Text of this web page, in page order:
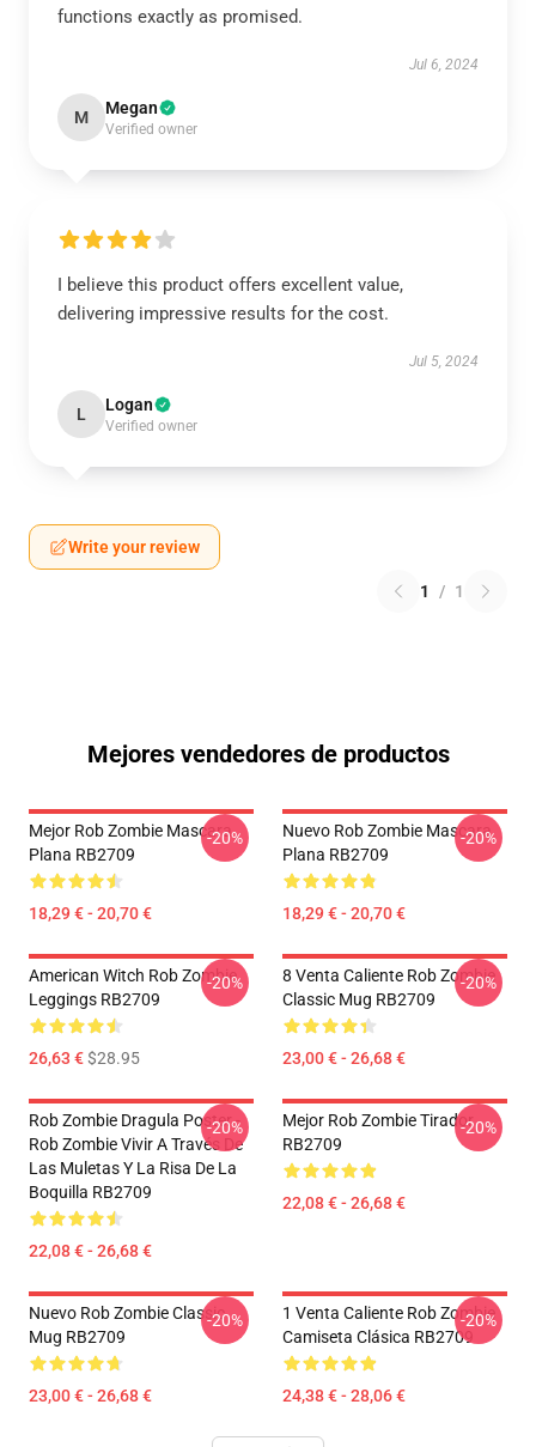
functions exactly as promised.
Jul 6, 2024
M Megan
Verified owner
I believe this product offers excellent value,
delivering impressive results for the cost.
Jul 5, 2024
L Logan
Verified owner
Write your review
1 / 1
Mejores vendedores de productos
Mejor Rob Zombie Mascara
Plana RB2709
18,29 € - 20,70 €
-20%
Nuevo Rob Zombie Mascara
Plana RB2709
18,29 € - 20,70 €
-20%
American Witch Rob Zombie
Leggings RB2709
26,63 €$28.95
-20%
8 Venta Caliente Rob Zombie
Classic Mug RB2709
23,00 € - 26,68 €
-20%
Rob Zombie Dragula Poster -
Rob Zombie Vivir A Través De
Las Muletas Y La Risa De La
Boquilla RB2709
22,08 € - 26,68 €
-20%
Mejor Rob Zombie Tirador
RB2709
22,08 € - 26,68 €
-20%
Nuevo Rob Zombie Classic
Mug RB2709
23,00 € - 26,68 €
-20%
1 Venta Caliente Rob Zombie
Camiseta Clásica RB2709
24,38 € - 28,06 €
-20%